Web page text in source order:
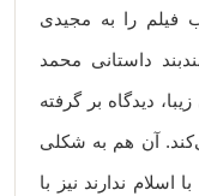
فیلم را به مجیدی
داستانی محمد
دیدگاه بر گرفته
آن هم به شکلی
ندارند نیز با